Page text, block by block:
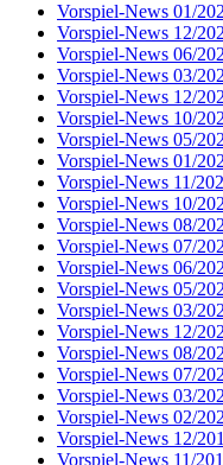
Vorspiel-News 01/
Vorspiel-News 12/
Vorspiel-News 06/
Vorspiel-News 03/
Vorspiel-News 12/
Vorspiel-News 10/
Vorspiel-News 05/
Vorspiel-News 01/
Vorspiel-News 11/
Vorspiel-News 10/
Vorspiel-News 08/
Vorspiel-News 07/
Vorspiel-News 06/
Vorspiel-News 05/
Vorspiel-News 03/
Vorspiel-News 12/
Vorspiel-News 08/
Vorspiel-News 07/
Vorspiel-News 03/
Vorspiel-News 02/
Vorspiel-News 12/
Vorspiel-News 11/